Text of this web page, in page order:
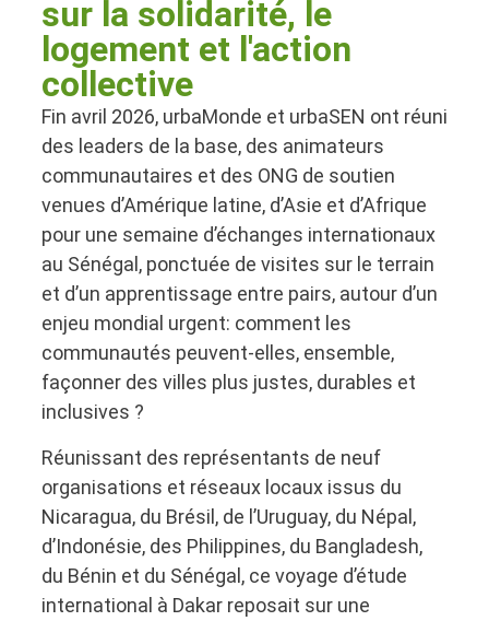
sur la solidarité, le
logement et l'action
collective
Fin avril 2026, urbaMonde et urbaSEN ont réuni
des leaders de la base, des animateurs
communautaires et des ONG de soutien
venues d’Amérique latine, d’Asie et d’Afrique
pour une semaine d’échanges internationaux
au Sénégal, ponctuée de visites sur le terrain
et d’un apprentissage entre pairs, autour d’un
enjeu mondial urgent: comment les
communautés peuvent-elles, ensemble,
façonner des villes plus justes, durables et
inclusives ?
Réunissant des représentants de neuf
organisations et réseaux locaux issus du
Nicaragua, du Brésil, de l’Uruguay, du Népal,
d’Indonésie, des Philippines, du Bangladesh,
du Bénin et du Sénégal, ce voyage d’étude
international à Dakar reposait sur une